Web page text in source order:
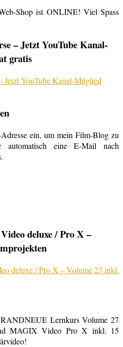
Shop ist ONLINE! Viel Spass
– Jetzt YouTube Kanal-
gratis
ein, um mein Film-Blog zu
automatisch eine E-Mail nach
deluxe / Pro X –
Lernkurs Volume 27
MAGIX Video Pro X inkl. 15